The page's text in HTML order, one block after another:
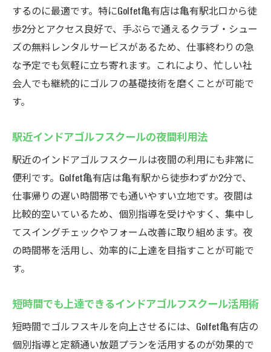
するのに最適です。特にGolfet亀有店は亀有駅北口から徒
歩2分とアクセス良好で、手ぶらで通えるクラブ・シュー
ズの無料レンタルサービスがあるため、仕事終わりの急
な予定でも気軽に立ち寄れます。これにより、忙しい社
会人でも継続的にゴルフの基礎技術を磨くことが可能で
す。
駅近インドアゴルフスクールの夜間利用法
駅近のインドアゴルフスクールは夜間の利用にも非常に
便利です。Golfet亀有店は亀有駅から徒歩わずか2分で、
仕事帰りの遅い時間帯でも通いやすい立地です。夜間は
比較的空いているため、個別指導を受けやすく、集中し
てスイングチェックやフォーム改善に取り組めます。夜
の時間帯を活用し、効率的に上達を目指すことが可能で
す。
短時間でも上達できるインドアゴルフスクール活用術
短時間でゴルフスキルを向上させるには、Golfet亀有店の
個別指導と定額通い放題プランを活用するのが効果的で